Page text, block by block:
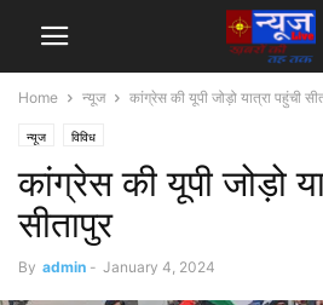
Home न्यूज कांग्रेस की यूपी जोड़ो यात्रा पहुंची
न्यूज विविध
कांग्रेस की यूपी जोड़ो
सीतापुर
By admin - January 4, 2024